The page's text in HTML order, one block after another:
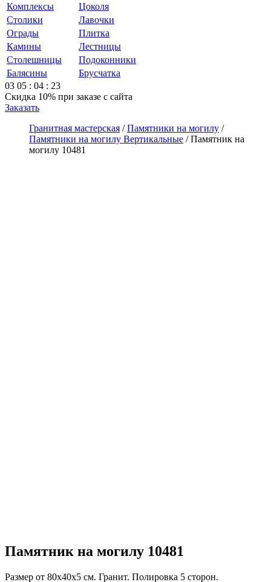
Комплексы
Цоколя
Столики
Лавочки
Ограды
Плитка
Камины
Лестницы
Столешницы
Подоконники
Балясины
Брусчатка
03 05 : 04 : 23
Скидка 10% при заказе с сайта
Заказать
Гранитная мастерская /Памятники на могилу /
Памятники на могилу Вертикальные /Памятник на
могилу 10481
Памятник на могилу 10481
Размер от 80х40х5 см. Гранит. Полировка 5 сторон.